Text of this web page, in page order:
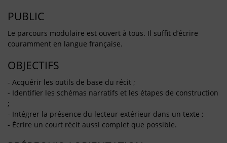
PUBLIC
Le parcours modulaire est ouvert à tous. Il suffit d’écrire
couramment en langue française.
OBJECTIFS
- Acquérir les outils de base du récit ;
- Identifier les schémas narratifs et les étapes de construction
;
- Intégrer la présence du lecteur extérieur dans un texte ;
- Écrire un court récit aussi complet que possible.